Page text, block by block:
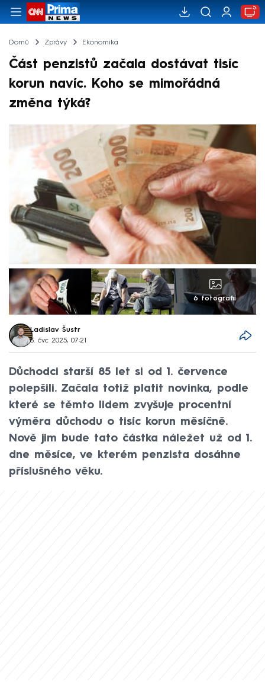
Domů Zprávy Ekonomika
Část penzistů začala dostávat tisíc
korun navíc. Koho se mimořádná
změna týká?
6 fotografií
Ladislav Šustr
3. čvc 2025, 07:21
Důchodci starší 85 let si od 1. července
polepšili. Začala totiž platit novinka, podle
které se těmto lidem zvyšuje procentní
výměra důchodu o tisíc korun měsíčně.
Nově jim bude tato částka náležet už od 1.
dne měsíce, ve kterém penzista dosáhne
příslušného věku.